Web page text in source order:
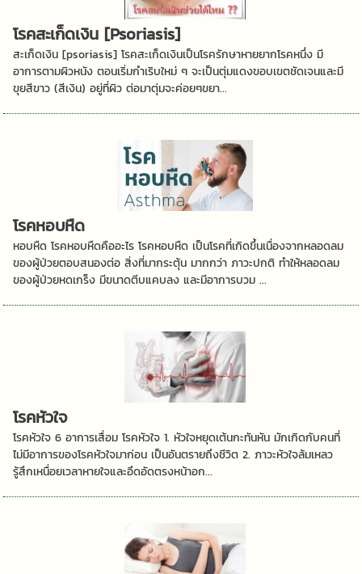
โรคสะเก็ดเงิน [Psoriasis]
สะเก็ดเงิน [psoriasis] โรคสะเก็ดเงินเป็นโรครักษาหายยากโรคหนึ่ง มี
อาการตามผิวหนัง ตอนเริ่มกำเริบใหม่ ๆ จะเป็นตุ่มแดงขอบเขตชัดเจนและมี
ขุยสีขาว (สีเงิน) อยู่ที่ผิว ต่อมาตุ่มจะค่อยๆขยา...
โรคหอบหืด
หอบหืด โรคหอบหืดคืออะไร โรคหอบหืด เป็นโรคที่เกิดขึ้นเนื่องจากหลอดลม
ของผู้ป่วยตอบสนองต่อ สิ่งที่มากระตุ้น มากกว่า ภาวะปกติ ทำให้หลอดลม
ของผู้ป่วยหดเกร็ง มีขนาดตีบแคบลง และมีอาการบวม ...
โรคหัวใจ
โรคหัวใจ 6 อาการเสื่อม โรคหัวใจ 1. หัวใจหยุดเต้นกะทันหัน มักเกิดกับคนที่
ไม่มีอาการของโรคหัวใจมาก่อน เป็นอันตรายถึงชีวิต 2. ภาวะหัวใจล้มเหลว
รู้สึกเหนื่อยเวลาหายใจและอึดอัดตรงหน้าอก...